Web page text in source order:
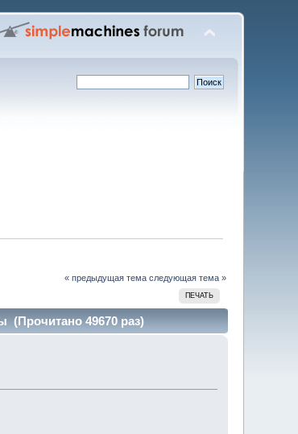
« предыдущая тема следующая тема »
ПЕЧАТЬ
(Прочитано 49670 раз)